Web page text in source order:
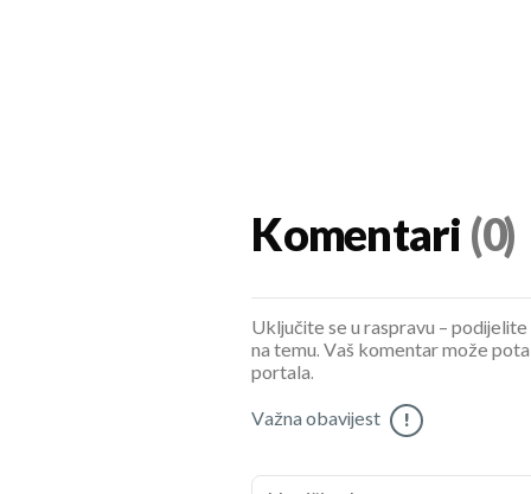
Komentari (0)
Uključite se u raspravu –
na temu. Vaš komentar može
portala.
Važna obavijest !